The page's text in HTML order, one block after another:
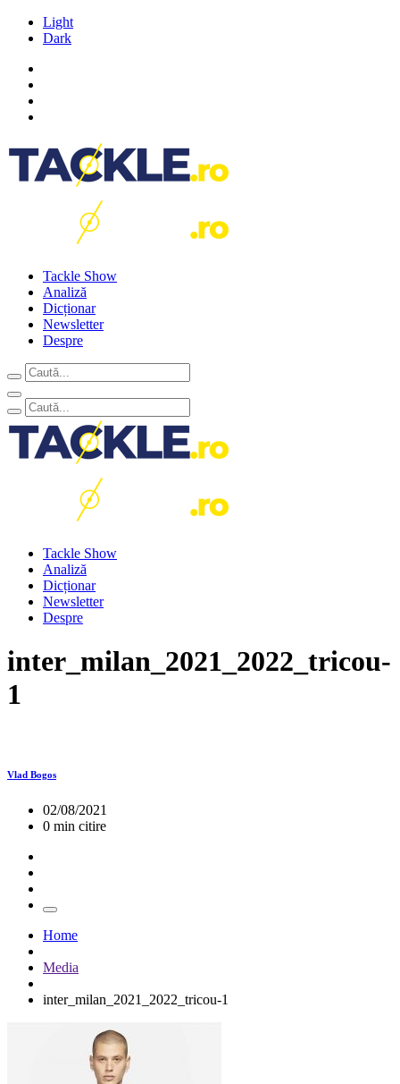
Light
Dark
Tackle Show
Analiză
Dicționar
Newsletter
Despre
Tackle Show
Analiză
Dicționar
Newsletter
Despre
inter_milan_2021_2022_tricou-
1
Vlad Bogos
02/08/2021
0 min citire
Home
Media
inter_milan_2021_2022_tricou-1